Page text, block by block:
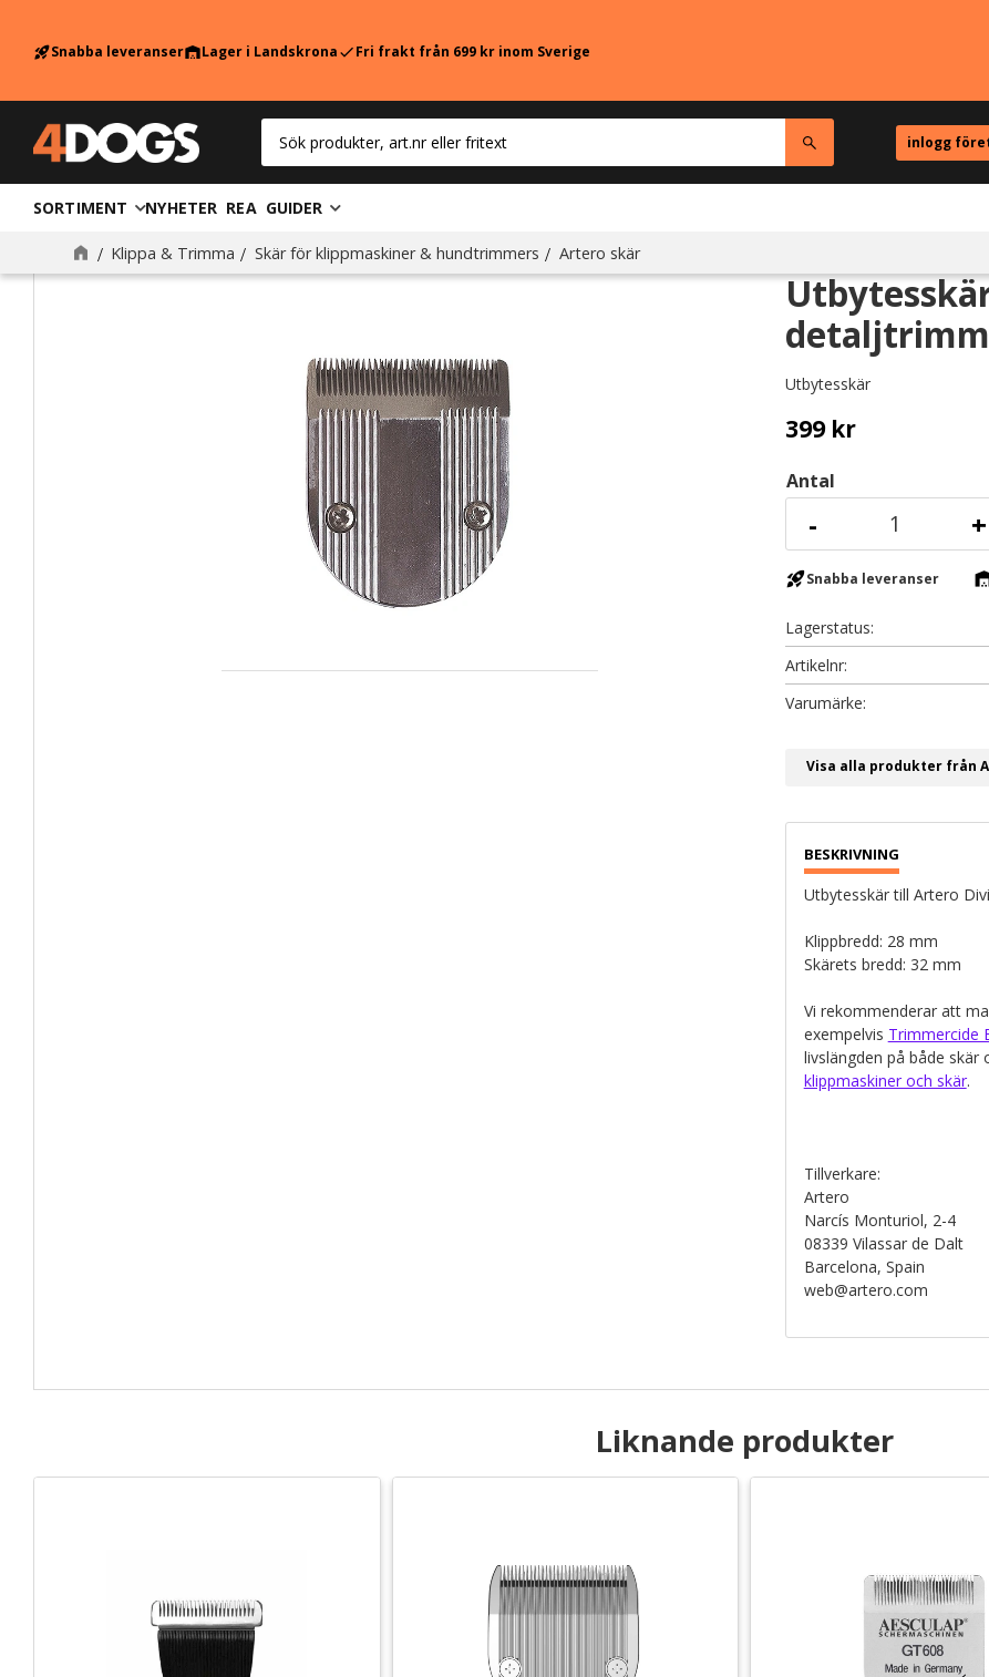
rocket_launchSnabba leveranserwarehouseLager i LandskronacheckFri frakt från 699 kr inom Sverige
inlogg
SORTIMENT NYHETER REA GUIDER
Klippa & Trimma Skär för klippmaskiner & hundtrimmers Artero skär
Utbytesskär
399kr
Antal
+
-
rocket_launchSnabba leveranser
Lagerstatus
Artikelnr
Visa alla produkter från
Utbytesskär till Artero
Klippbredd: 28 mm
Skärets bredd: 32 mm
Vi rekommenderar att
exempelvis Trimmercide
livslängden på både skär
klippmaskiner och skär.
Tillverkare:
Artero
Narcís Monturiol, 2-4
08339 Vilassar de Dalt
Barcelona, Spain
web@artero.com
Liknande produkter